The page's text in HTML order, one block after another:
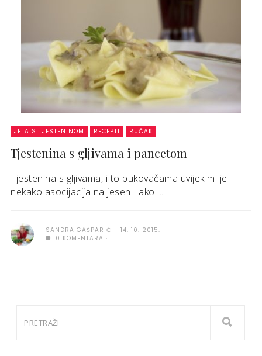
JELA S TJESTENINOM RECEPTI RUČAK
Tjestenina s gljivama i pancetom
Tjestenina s gljivama, i to bukovačama uvijek mi je
nekako asocijacija na jesen. Iako ...
SANDRA GAŠPARIĆ
14. 10. 2015.
0 KOMENTARA